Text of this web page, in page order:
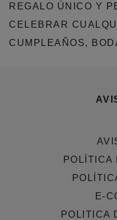
REGALO ÚNICO Y
CELEBRAR
CUMPLEAÑOS,
POLÍTICA
E-
POLITICA